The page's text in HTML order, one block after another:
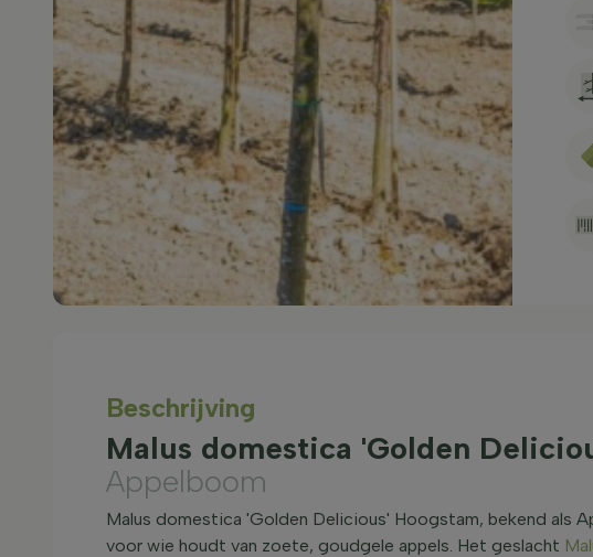
Beschrijving
Malus domestica 'Golden
Appelboom
Malus domestica 'Golden Delicious' Hoogstam, bekend als
voor wie houdt van zoete, goudgele appels. Het geslacht